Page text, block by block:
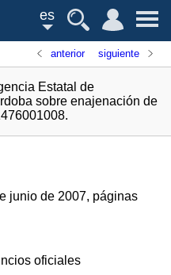
es
anterior siguiente
Estatal de
sobre enajenación de
junio de 2007, páginas
oficiales